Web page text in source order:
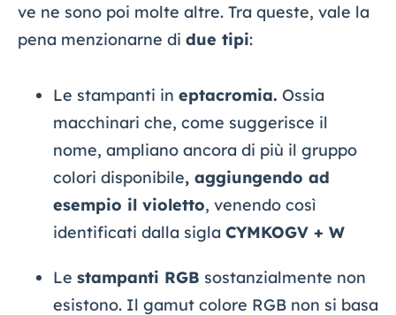
ve ne sono poi molte altre. Tra queste, vale la
pena menzionarne di due tipi:
Le stampanti in eptacromia. Ossia
macchinari che, come suggerisce il
nome, ampliano ancora di più il gruppo
colori disponibile, aggiungendo ad
esempio il violetto, venendo così
identificati dalla sigla CYMKOGV + W
Le stampanti RGB sostanzialmente non
esistono. Il gamut colore RGB non si basa